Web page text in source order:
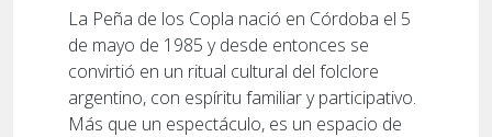
La Peña de los Copla nació en Córdoba el 5
de mayo de 1985 y desde entonces se
convirtió en un ritual cultural del folclore
argentino, con espíritu familiar y participativo.
Más que un espectáculo, es un espacio de